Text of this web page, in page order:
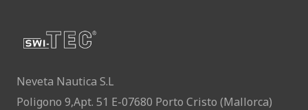
Neveta Nautica S.L
Poligono 9,Apt. 51 E-07680 Porto Cristo (Mallorca)